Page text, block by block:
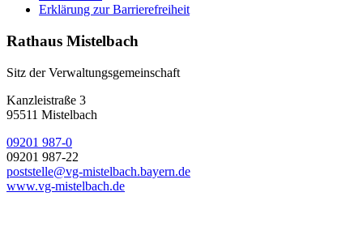
Erklärung zur Barrierefreiheit
Rathaus Mistelbach
Sitz der Verwaltungsgemeinschaft
Kanzleistraße 3
95511 Mistelbach
09201 987-0
09201 987-22
poststelle@vg-mistelbach.bayern.de
www.vg-mistelbach.de